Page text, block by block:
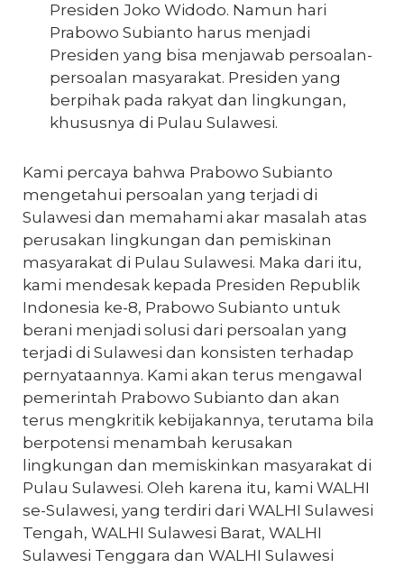
Presiden Joko Widodo. Namun hari
Prabowo Subianto harus menjadi
Presiden yang bisa menjawab persoalan-
persoalan masyarakat. Presiden yang
berpihak pada rakyat dan lingkungan,
khususnya di Pulau Sulawesi.
Kami percaya bahwa Prabowo Subianto
mengetahui persoalan yang terjadi di
Sulawesi dan memahami akar masalah atas
perusakan lingkungan dan pemiskinan
masyarakat di Pulau Sulawesi. Maka dari itu,
kami mendesak kepada Presiden Republik
Indonesia ke-8, Prabowo Subianto untuk
berani menjadi solusi dari persoalan yang
terjadi di Sulawesi dan konsisten terhadap
pernyataannya. Kami akan terus mengawal
pemerintah Prabowo Subianto dan akan
terus mengkritik kebijakannya, terutama bila
berpotensi menambah kerusakan
lingkungan dan memiskinkan masyarakat di
Pulau Sulawesi. Oleh karena itu, kami WALHI
se-Sulawesi, yang terdiri dari WALHI Sulawesi
Tengah, WALHI Sulawesi Barat, WALHI
Sulawesi Tenggara dan WALHI Sulawesi